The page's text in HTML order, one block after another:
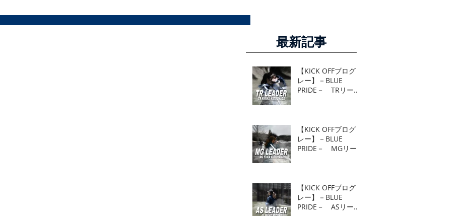
最新記事
【KICK OFFブログリ
レー】－BLUE
PRIDE－ TRリーダ
【KICK OFFブログリ
レー】－BLUE
PRIDE－ MGリー
【KICK OFFブログリ
レー】－BLUE
PRIDE－ ASリーダ